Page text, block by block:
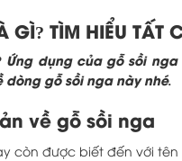
GÌ? TÌM HIỂU TẤT
Ứng dụng của gỗ sồi
gỗ sồi nga này nhé.
về gỗ sồi nga
còn được biết đến với